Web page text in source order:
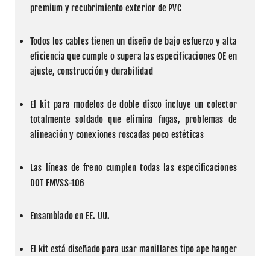
premium y recubrimiento exterior de PVC
Todos los cables tienen un diseño de bajo esfuerzo y alta
eficiencia que cumple o supera las especificaciones OE en
ajuste, construcción y durabilidad
El kit para modelos de doble disco incluye un colector
totalmente soldado que elimina fugas, problemas de
alineación y conexiones roscadas poco estéticas
Las líneas de freno cumplen todas las especificaciones
DOT FMVSS-106
Ensamblado en EE. UU.
El kit está diseñado para usar manillares tipo ape hanger